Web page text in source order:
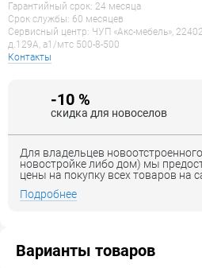
Гарантийный срок: 24 месяца
Срок службы: 60 месяцев
Сервисный центр: ЧУП «Акс-мебель»,
д.129А, a1/мтс 500-8-500
Контакты
-10 %
скидка для новоселов
Для владельцев
новостройке либо дом) мы
цены на покупку всех товаров на
Подробнее
Варианты товаров